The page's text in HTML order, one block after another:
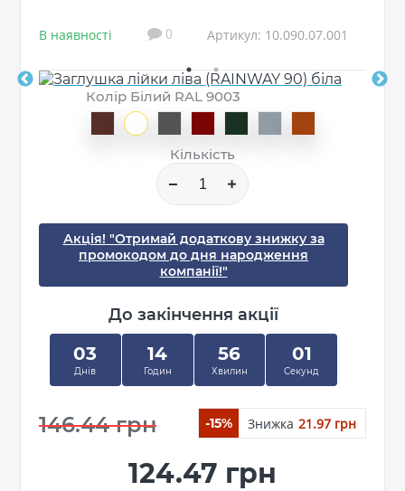
В наявності 0 Артикул: 10.090.07.001
Колір Білий RAL 9003
Кількість
Акція! "Отримай додаткову знижку за
промокодом до дня народження
компанії!"
До закінчення акції
03
Днів
14
Годин
56
Хвилин
01
Секунд
146.44 грн -15% Знижка 21.97 грн
124.47 грн